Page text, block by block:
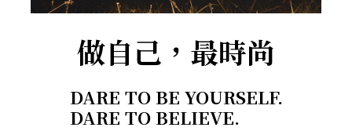
做自己，最時尚
DARE TO BE YOURSELF.
DARE TO BELIEVE.